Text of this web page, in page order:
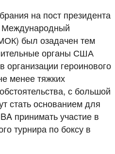
на пост президента
был озадачен тем
органы США
героинового
менее тяжких
с большой
стать основанием для
принимать участие в
турнира по боксу в